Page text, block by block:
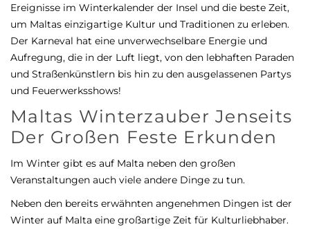
Ereignisse im Winterkalender der Insel und die beste Zeit,
um Maltas einzigartige Kultur und Traditionen zu erleben.
Der Karneval hat eine unverwechselbare Energie und
Aufregung, die in der Luft liegt, von den lebhaften Paraden
und Straßenkünstlern bis hin zu den ausgelassenen Partys
und Feuerwerksshows!
Maltas Winterzauber Jenseits
Der Großen Feste Erkunden
Im Winter gibt es auf Malta neben den großen
Veranstaltungen auch viele andere Dinge zu tun.
Neben den bereits erwähnten angenehmen Dingen ist der
Winter auf Malta eine großartige Zeit für Kulturliebhaber.